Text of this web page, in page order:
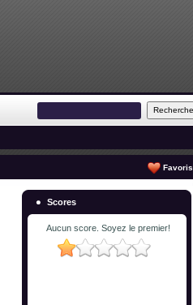
Favoris
Scores
Aucun score. Soyez le premier!